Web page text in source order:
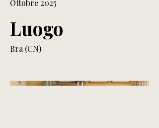
Ottobre 2025
Luogo
Bra (CN)